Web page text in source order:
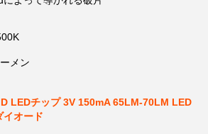
メン
LEDチップ 3V 150mA 65LM-70LM LED
イオード